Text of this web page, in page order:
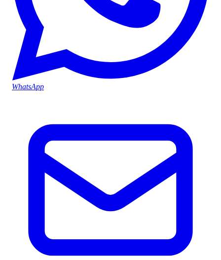
WhatsApp